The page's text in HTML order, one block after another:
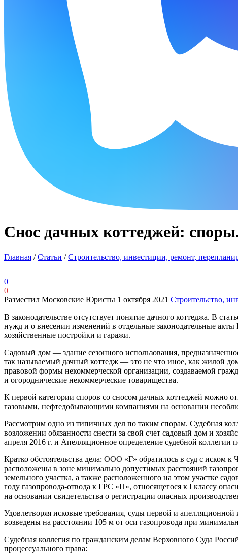
Снос дачных коттеджей:
Главная /Статьи /Строительство, инвестиции, ремонт,
0
0
Разместил Московские Юристы 1 октября 2021 Строительство,
В законодательстве отсутствует понятие дачного коттеджа. В
нужд и о внесении изменений в отдельные законодательные
хозяйственные постройки и гаражи.
Садовый дом — здание сезонного использования,
так называемый дачный коттедж — это не что иное, как жилой
правовой формы некоммерческой организации, создаваемой
и огороднические некоммерческие товарищества.
К первой категории споров со сносом дачных коттеджей можно
газовыми, нефтедобывающими компаниями на основании
Рассмотрим одно из типичных дел по таким спорам. Судебная
возложении обязанности снести за свой счет садовый дом и
апреля 2016 г. и Апелляционное определение судебной
Кратко обстоятельства дела: ООО «Г» обратилось в суд с иском к
расположены в зоне минимально допустимых расстояний
земельного участка, а также расположенного на этом участке
году газопровода-отвода к ГРС «П», относящегося к I классу
на основании свидетельства о регистрации опасных
Удовлетворяя исковые требования, суды первой и
возведены на расстоянии 105 м от оси газопровода при
Судебная коллегия по гражданским делам Верховного Суда
процессуального права: